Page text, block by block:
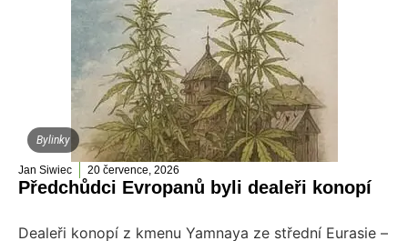
Bylinky
Jan Siwiec 20 července, 2026
Předchůdci Evropanů byli dealeři konopí
Dealeři konopí z kmenu Yamnaya ze střední Eurasie –